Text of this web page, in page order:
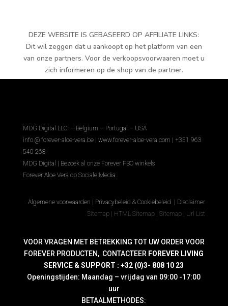
DEZE WEBSITE IS GEBASEERD OP AFFILIATE LINKS:
Dit wil zeggen dat u aankoopt op het platform van een
van onze partners. Voor de verkoopsvoorwaaren moet u
zich informeren op de shop van de partner.
MDG Digital LLC – Belgium – Portugal – USA
info @ forever-aloe-vera.be | www.forever-aloe-vera.com | +351 963
540 268
MDG Digital
Bezoek al onze Forever FBO winkels
Forever Aloe Vera op Sociale Media
Algemene voorwaarden Privacybeleid & Cookiebeleid
Disclaimer
Sitemap
HTML Sitemap |Sitemap Url List
VOOR VRAGEN MET BETREKKING TOT UW ORDER VOOR
FOREVER PRODUCTEN, CONTACTEER FOREVER LIVING
SERVICE & SUPPORT : +32 (0)3- 808 10 23
Openingstijden: Maandag – vrijdag van 09:00 -17:00
uur
BETAALMETHODES: